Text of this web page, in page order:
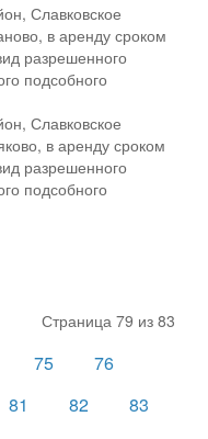
Славковское
в аренду сроком
разрешенного
подсобного
Славковское
в аренду сроком
разрешенного
подсобного
Страница 79 из 83
75
76
81 82
83